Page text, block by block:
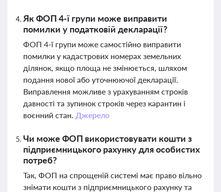
Як ФОП 4-ї групи може виправити
помилки у податковій декларації?
ФОП 4-ї групи може самостійно виправити
помилки у кадастрових номерах земельних
ділянок, якщо площа не змінюється, шляхом
подання нової або уточнюючої декларації.
Виправлення можливе з урахуванням строків
давності та зупинок строків через карантин і
воєнний стан. Джерело
Чи може ФОП використовувати кошти з
підприємницького рахунку для особистих
потреб?
Так, ФОП на спрощеній системі має право вільно
знімати кошти з підприємницького рахунку та